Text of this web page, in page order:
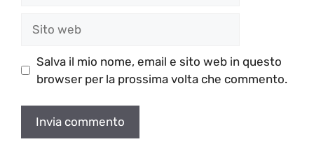
web
Salva il mio nome, email e sito web in questo
browser per la prossima volta che commento.